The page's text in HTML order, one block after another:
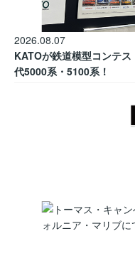
2026.08.07
KATOが鉄道模型コンテ
代5000系・5100系！